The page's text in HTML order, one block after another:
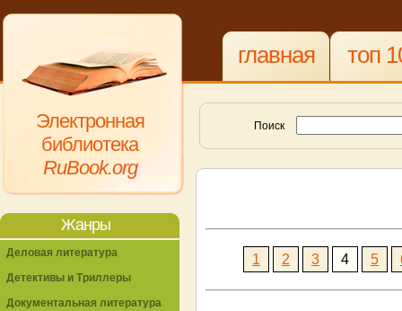
Электронная
библиотека
RuBook.org
главная топ
Поиск
1 2 3 4 5
Жанры
Деловая литература
Детективы и Триллеры
Документальная литература